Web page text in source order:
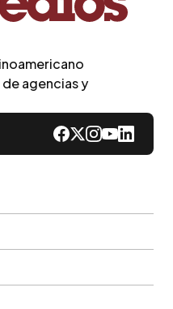
agencias y